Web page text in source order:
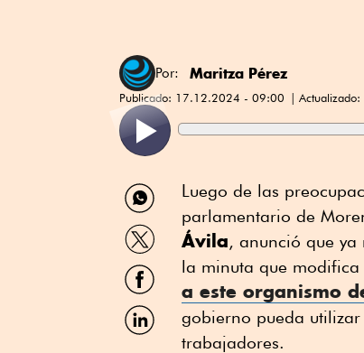
Por: Maritza Pérez
Publicado: 17.12.2024 - 09:00 Actualizado:
Compartir
por
WhatsApp
Compartir
por
Twitter
Compartir
por
Facebook
Compartir
por
Luego de las
parlamentario de
Ávila, anunció que
la minuta que modifica
a este organismo
gobierno pueda
trabajadores.